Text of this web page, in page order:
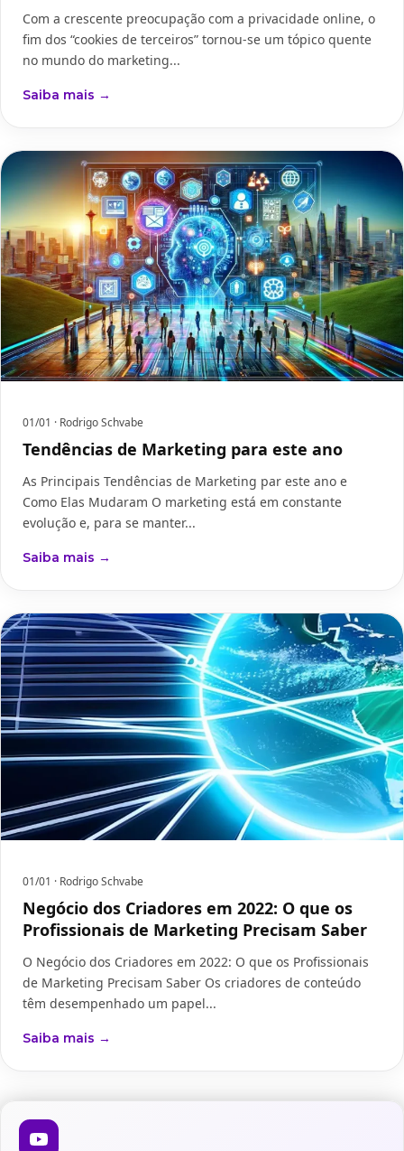
Com a crescente preocupação com a privacidade online, o
fim dos “cookies de terceiros” tornou-se um tópico quente
no mundo do marketing...
Saiba mais →
01/01 · Rodrigo Schvabe
Tendências de Marketing para este ano
As Principais Tendências de Marketing par este ano e
Como Elas Mudaram O marketing está em constante
evolução e, para se manter...
Saiba mais →
01/01 · Rodrigo Schvabe
Negócio dos Criadores em 2022: O que os
Profissionais de Marketing Precisam Saber
O Negócio dos Criadores em 2022: O que os Profissionais
de Marketing Precisam Saber Os criadores de conteúdo
têm desempenhado um papel...
Saiba mais →